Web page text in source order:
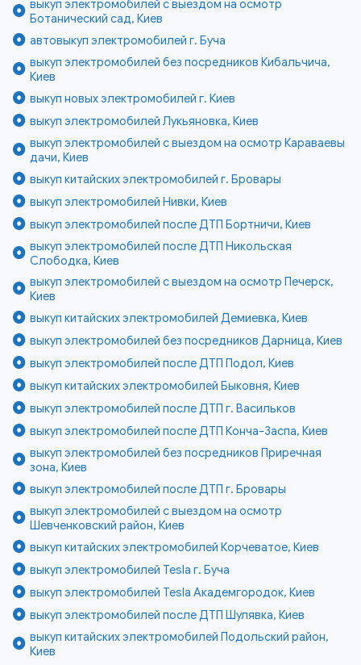
выкуп электромобилей с выездом на осмотр
Ботанический сад, Киев
автовыкуп электромобилей г. Буча
выкуп электромобилей без посредников Кибальчича,
Киев
выкуп новых электромобилей г. Киев
выкуп электромобилей Лукьяновка, Киев
выкуп электромобилей с выездом на осмотр Караваевы
дачи, Киев
выкуп китайских электромобилей г. Бровары
выкуп электромобилей Нивки, Киев
выкуп электромобилей после ДТП Бортничи, Киев
выкуп электромобилей после ДТП Никольская
Слободка, Киев
выкуп электромобилей с выездом на осмотр Печерск,
Киев
выкуп китайских электромобилей Демиевка, Киев
выкуп электромобилей без посредников Дарница, Киев
выкуп электромобилей после ДТП Подол, Киев
выкуп китайских электромобилей Быковня, Киев
выкуп электромобилей после ДТП г. Васильков
выкуп электромобилей после ДТП Конча-Заспа, Киев
выкуп электромобилей без посредников Приречная
зона, Киев
выкуп электромобилей после ДТП г. Бровары
выкуп электромобилей с выездом на осмотр
Шевченковский район, Киев
выкуп китайских электромобилей Корчеватое, Киев
выкуп электромобилей Tesla г. Буча
выкуп электромобилей Tesla Академгородок, Киев
выкуп электромобилей после ДТП Шулявка, Киев
выкуп китайских электромобилей Подольский район,
Киев